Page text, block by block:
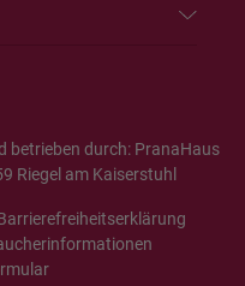
betrieben durch: PranaHaus
Riegel am Kaiserstuhl